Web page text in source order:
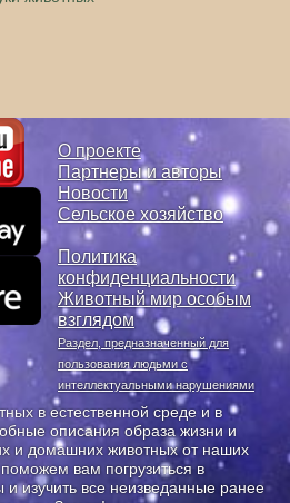
О проекте
Партнеры и авторы
Новости
Сельское хозяйство
Политика
конфиденциальности
Животный мир особым
взглядом
Раздел, предназначенный для
пользования людьми с
интеллектуальными нарушениями
в естественной среде и в
описания образа жизни и
и домашних животных от наших
вам погрузиться в
изучить все неизведанные ранее